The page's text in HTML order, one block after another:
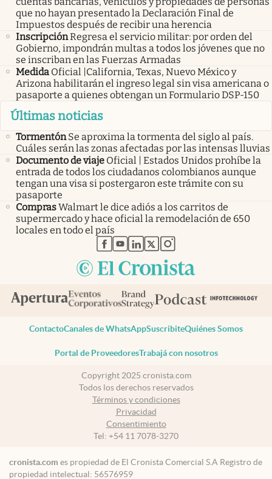
que no hayan presentado la Declaración Final de
Impuestos después de recibir una herencia
InscripciónRegresa el servicio militar: por orden del
Gobierno, impondrán multas a todos los jóvenes que no
se inscriban en las Fuerzas Armadas
Medida Oficial |California, Texas, Nuevo México y
Arizona habilitarán el ingreso legal sin visa americana o
pasaporte a quienes obtengan un Formulario DSP-150
Últimas noticias
Tormentón Se aproxima la tormenta del siglo al país.
Cuáles serán las zonas afectadas por las intensas lluvias
Documento de viaje Oficial | Estados Unidos prohíbe la
entrada de todos los ciudadanos colombianos aunque
tengan una visa si postergaron este trámite con su
pasaporte
ComprasWalmart le dice adiós a los carritos de
supermercado y hace oficial la remodelación de 650
locales en todo el país
abre en nueva pestaña
abre en nueva pestaña
abre en nueva pestaña
abre en nueva pestaña
abre en nueva pestaña
ContactoCanales de WhatsAppSuscribiteQuiénes Somos
Portal de ProveedoresTrabajá con nosotros
Copyright 2025 cronista.com
Todos los derechos reservados
Términos y condiciones
Privacidad
Consentimiento
Tel: +54 11 7078-3270
cronista.com es propiedad de El Cronista Comercial S.A Registro de
propiedad intelectual: 56576959